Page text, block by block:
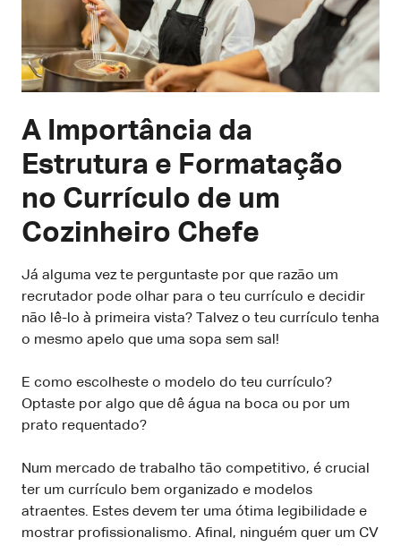
A Importância da
Estrutura e Formatação
no Currículo de um
Cozinheiro Chefe
Já alguma vez te perguntaste por que razão um
recrutador pode olhar para o teu currículo e decidir
não lê-lo à primeira vista? Talvez o teu currículo tenha
o mesmo apelo que uma sopa sem sal!
E como escolheste o modelo do teu currículo?
Optaste por algo que dê água na boca ou por um
prato requentado?
Num mercado de trabalho tão competitivo, é crucial
ter um currículo bem organizado e modelos
atraentes. Estes devem ter uma ótima legibilidade e
mostrar profissionalismo. Afinal, ninguém quer um CV